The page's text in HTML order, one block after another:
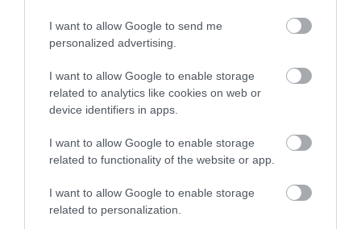
I want to allow Google to send me
personalized advertising.
I want to allow Google to enable storage
related to analytics like cookies on web or
device identifiers in apps.
I want to allow Google to enable storage
related to functionality of the website or app.
I want to allow Google to enable storage
related to personalization.
Στοά Αρσακείου: Ποια καταστήματα
εστίασης άνοιξαν τις πόρτες τους